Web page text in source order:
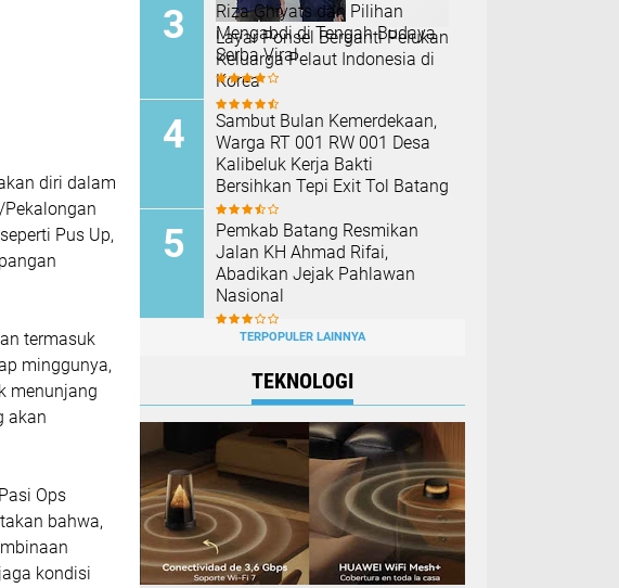
diri dalam
Pus Up,
termasuk
minggunya,
menunjang
akan
Ops
bahwa,
kondisi
Layar Ponsel Berganti Pelukan
Keluarga Pelaut Indonesia di
Korea
Riza Ghiyats dan Pilihan
Mengabdi di Tengah Budaya
Serba Viral
Sambut Bulan Kemerdekaan,
Warga RT 001 RW 001 Desa
Kalibeluk Kerja Bakti
Bersihkan Tepi Exit Tol Batang
Pemkab Batang Resmikan
Jalan KH Ahmad Rifai,
Abadikan Jejak Pahlawan
Nasional
TERPOPULER LAINNYA
TEKNOLOGI